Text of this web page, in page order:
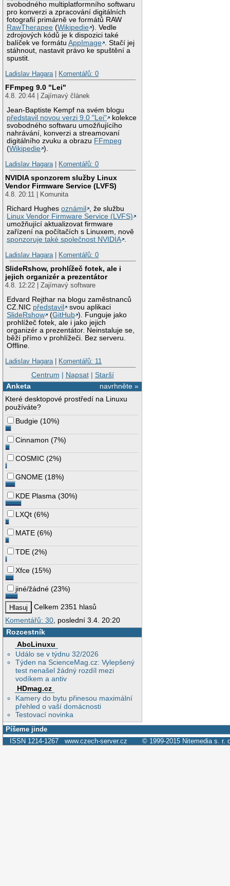
svobodného multiplatformního softwaru
pro konverzi a zpracování digitálních
fotografií primárně ve formátů RAW
RawTherapee (Wikipedie ). Vedle
zdrojových kódů je k dispozici také
balíček ve formátuAppImage . Stačí jej
stáhnout, nastavit právo ke spuštění a
spustit.
Ladislav Hagara| Komentářů: 0
FFmpeg 9.0 "Lei"
4.8. 20:44 | Zajímavý článek
Jean-Baptiste Kempf na svém blogu
představil novou verzi 9.0 "Lei"
kolekce
svobodného softwaru umožňujícího
nahrávání, konverzi a streamovaní
digitálního zvuku a obrazu FFmpeg
(Wikipedie ).
Ladislav Hagara| Komentářů: 0
NVIDIA sponzorem služby Linux
Vendor Firmware Service (LVFS)
4.8. 20:11 | Komunita
Richard Hughesoznámil
, že službu
Linux Vendor Firmware Service (LVFS)
umožňující aktualizovat firmware
zařízení na počítačích s Linuxem, nově
sponzoruje také společnost NVIDIA .
Ladislav Hagara| Komentářů: 0
SlideRshow, prohlížeč fotek, ale i
jejich organizér a prezentátor
4.8. 12:22 | Zajímavý software
Edvard Rejthar na blogu zaměstnanců
CZ.NIC představil
svou aplikaci
SlideRshow
(GitHub ). Funguje jako
prohlížeč fotek, ale i jako jejich
organizér a prezentátor. Neinstaluje se,
běží přímo v prohlížeči. Bez serveru.
Offline.
Ladislav Hagara| Komentářů: 11
Centrum | Napsat| Starší
navrhněte »
Anketa
Které desktopové prostředí na Linuxu
používáte?
Budgie (10%)
Cinnamon (7%)
COSMIC (2%)
GNOME (18%)
KDE Plasma (30%)
LXQt (6%)
MATE (6%)
TDE (2%)
Xfce (15%)
jiné/žádné (23%)
Celkem 2351 hlasů
Komentářů: 30 , poslední 3.4. 20:20
Rozcestník
AbcLinuxu
Událo se v týdnu 32/2026
Týden na ScienceMag.cz: Vylepšený
test nenašel žádný rozdíl mezi
vodíkem a antiv
HDmag.cz
Kamery do bytu přinesou maximální
přehled o vaší domácnosti
Testovací novinka
Píšeme jinde
ISSN 1214-1267 www.czech-server.cz © 1999-2015 Nitemedia s. r.